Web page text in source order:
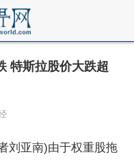
特斯拉股价大跌超
刘亚南)由于权重股拖